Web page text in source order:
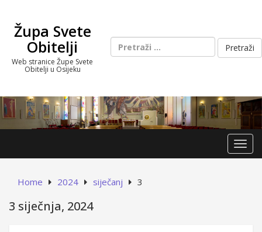
contentŽupa Svete
Obitelji
Web stranice Župe Svete
Obitelji u Osijeku
Pretraži:
Home 2024 siječanj 3
3 siječnja, 2024